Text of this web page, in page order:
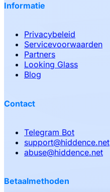
Informatie
Privacybeleid
Servicevoorwaarden
Partners
Looking Glass
Blog
Contact
Telegram Bot
support@hiddence.net
abuse@hiddence.net
Betaalmethoden